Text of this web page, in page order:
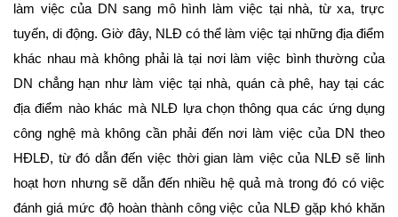
làm việc của DN sang mô hình làm việc tại nhà, từ xa, trực
tuyến, di động. Giờ đây, NLĐ có thể làm việc tại những địa điểm
khác nhau mà không phải là tại nơi làm việc bình thường của
DN chẳng hạn như làm việc tại nhà, quán cà phê, hay tại các
địa điểm nào khác mà NLĐ lựa chọn thông qua các ứng dụng
công nghệ mà không cần phải đến nơi làm việc của DN theo
HĐLĐ, từ đó dẫn đến việc thời gian làm việc của NLĐ sẽ linh
hoạt hơn nhưng sẽ dẫn đến nhiều hệ quả mà trong đó có việc
đánh giá mức độ hoàn thành công việc của NLĐ gặp khó khăn